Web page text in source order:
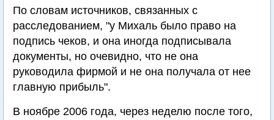
По словам источников, связанных с
расследованием, "у Михаль было право на
подпись чеков, и она иногда подписывала
документы, но очевидно, что не она
руководила фирмой и не она получала от нее
главную прибыль".
В ноябре 2006 года, через неделю после того,